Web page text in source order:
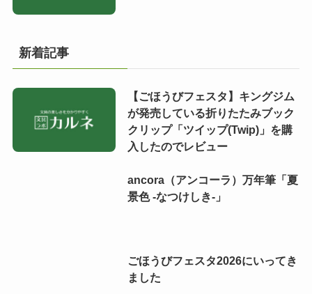
新着記事
【ごほうびフェスタ】キングジム
が発売している折りたたみブック
クリップ「ツイップ(Twip)」を購
入したのでレビュー
ancora（アンコーラ）万年筆「夏
景色 -なつけしき-」
ごほうびフェスタ2026にいってき
ました